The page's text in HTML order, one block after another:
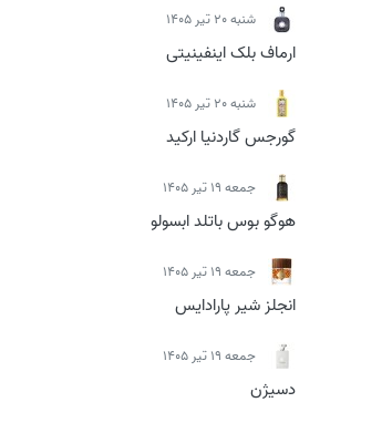
شنبه 20 تیر 1405
ارماف بلک اینفینیتی
شنبه 20 تیر 1405
گورجس گاردنیا ارکید
جمعه 19 تیر 1405
هوگو بوس باتلد ابسولو
جمعه 19 تیر 1405
انجلز شیر پارادایس
جمعه 19 تیر 1405
دسیژن